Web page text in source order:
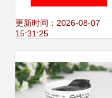
日用百货包装标
价比方案
更新时间：2026-08-07
15:31:25